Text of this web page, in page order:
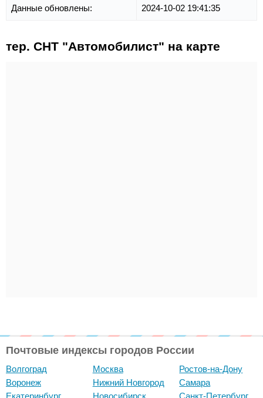
Данные обновлены: 2024-10-02 19:41:35
тер. СНТ "Автомобилист" на карте
Почтовые индексы городов России
Волгоград
Воронеж
Москва
Нижний Новгород
Ростов-на-Дону
Самара